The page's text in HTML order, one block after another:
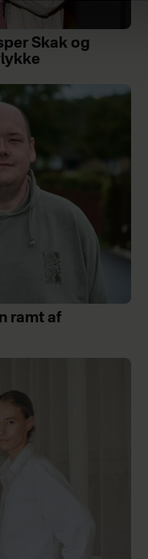
Skak og
ramt af